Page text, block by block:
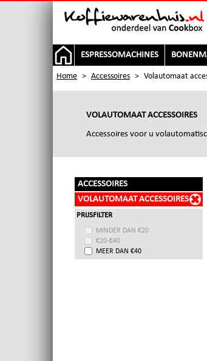
ESPRESSOMACHINES
Home > Accessoires > Volautomaat
VOLAUTOMAAT ACCESSOIRES
Accessoires voor u
ACCESSOIRES
VOLAUTOMAAT ACCESSOIRES
PRIJSFILTER
MINDER DAN €20
€20-€40
MEER DAN €40